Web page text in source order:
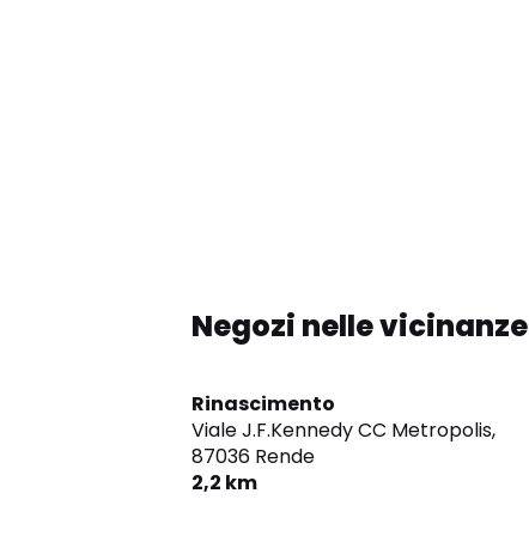
Negozi nelle vicinanze
Rinascimento
Viale J.F.Kennedy CC Metropolis,
87036 Rende
2,2 km